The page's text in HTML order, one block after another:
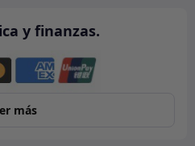
y finanzas.
más